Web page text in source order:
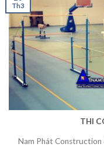
THI
Nam Phát Construction
Th3